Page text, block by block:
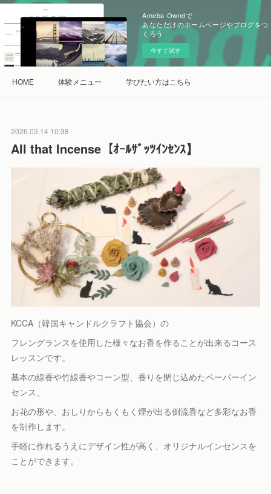
Ameba Owndで
あなただけのホームページやブログをつ
くろう
今すぐ試す
HOME 体験メニュー 学びたい方はこちら
2026.03.14 10:38
All that Incense【ｵｰﾙｻﾞｯﾂｲﾝｾﾝｽ】
KCCA（韓国キャンドルクラフト協会）の
フレングランスを使用した様々なお香を作ることが出来るコース
レッスンです。
基本の線香や竹線香やコーン型、香りを閉じ込めたペーパーイン
センス、
お花の形や、おしりからもくもく煙が出る倒流香など多彩なお香
を制作します。
手軽に作れるうえにデザイン性が高く、オリジナルインセンスを
ことができます。